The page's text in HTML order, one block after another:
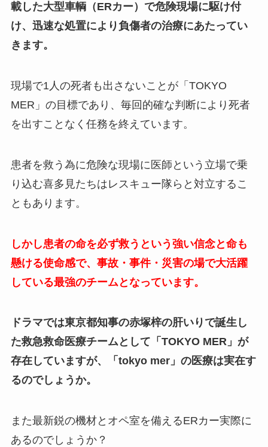
載した大型車輌（ERカー）で危険現場に駆け付
け、迅速な処置により負傷者の治療にあたってい
きます。
現場で1人の死者も出さないことが「TOKYO
MER」の目標であり、毎回的確な判断により死者
を出すことなく任務を終えています。
患者を救う為に危険な現場に医師という立場で乗
り込む喜多見たちはレスキュー隊らと対立するこ
ともあります。
しかし患者の命を必ず救うという強い信念と命も
懸ける使命感で、事故・事件・災害の場で大活躍
している最強のチームとなっています。
ドラマでは東京都知事の赤塚梓の肝いりで誕生し
た救急救命医療チームとして「TOKYO MER」が
存在していますが、「tokyo mer」の医療は実在す
るのでしょうか。
また最新鋭の機材とオペ室を備えるERカー実際に
あるのでしょうか？